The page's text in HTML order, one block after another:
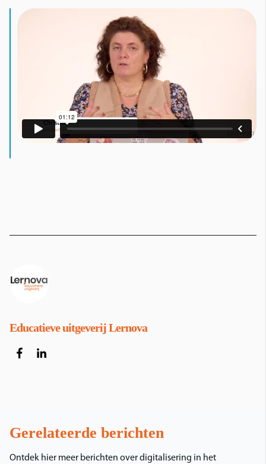
Educatieve uitgeverij Lernova
Gerelateerde berichten
Ontdek hier meer berichten over digitalisering in het